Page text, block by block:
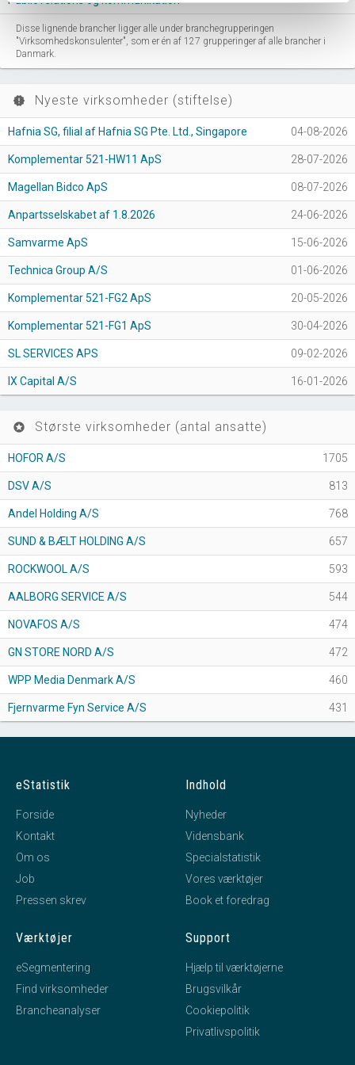
Disse lignende brancher ligger alle under branchegrupperingen
"Virksomhedskonsulenter", som er én af 127 grupperinger af alle brancher i
Danmark.
new_releases Nyeste virksomheder (stiftelse)
Hafnia SG, filial af Hafnia SG Pte. Ltd., Singapore 04-08-2026
Komplementar 521-HW11 ApS 28-07-2026
Magellan Bidco ApS 08-07-2026
Anpartsselskabet af 1.8.2026 24-06-2026
Samvarme ApS 15-06-2026
Technica Group A/S 01-06-2026
Komplementar 521-FG2 ApS 20-05-2026
Komplementar 521-FG1 ApS 30-04-2026
SL SERVICES APS 09-02-2026
IX Capital A/S 16-01-2026
stars Største virksomheder (antal ansatte)
HOFOR A/S 1705
DSV A/S 813
Andel Holding A/S 768
SUND & BÆLT HOLDING A/S 657
ROCKWOOL A/S 593
AALBORG SERVICE A/S 544
NOVAFOS A/S 474
GN STORE NORD A/S 472
WPP Media Denmark A/S 460
Fjernvarme Fyn Service A/S 431
eStatistik
Forside
Kontakt
Om os
Job
Pressen skrev
Indhold
Nyheder
Vidensbank
Specialstatistik
Vores værktøjer
Book et foredrag
Værktøjer
eSegmentering
Find virksomheder
Brancheanalyser
Support
Hjælp til værktøjerne
Brugsvilkår
Cookiepolitik
Privatlivspolitik